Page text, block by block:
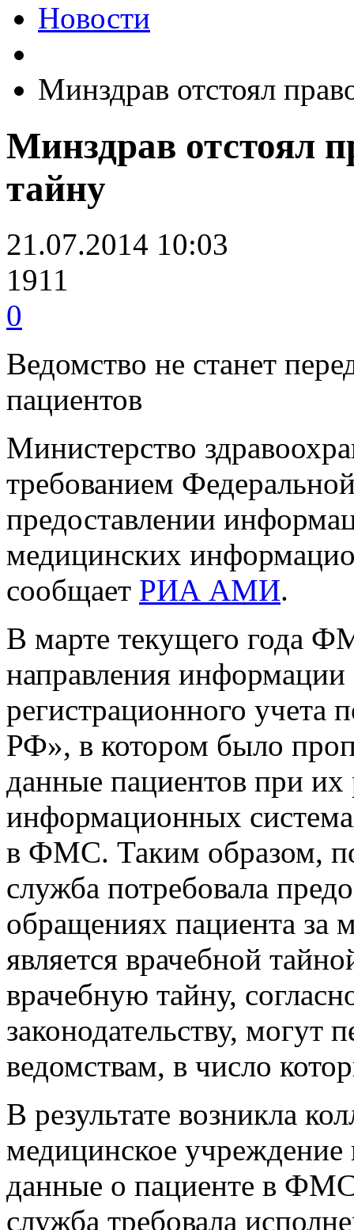
Новости
Минздрав отстоял
Минздрав отстоял
тайну
21.07.2014 10:03
1911
0
Ведомство не станет
пациентов
Министерство
требованием
предоставлении
медицинских
сообщает РИА АМИ.
В марте текущего года
направления информации
регистрационного учета
РФ», в котором было
данные пациентов при
информационных
в ФМС. Таким образом,
служба потребовала
обращениях пациента
является врачебной
врачебную тайну,
законодательству, могут
ведомствам, в число
В результате возникла
медицинское учреждение
данные о пациенте в
служба требовала